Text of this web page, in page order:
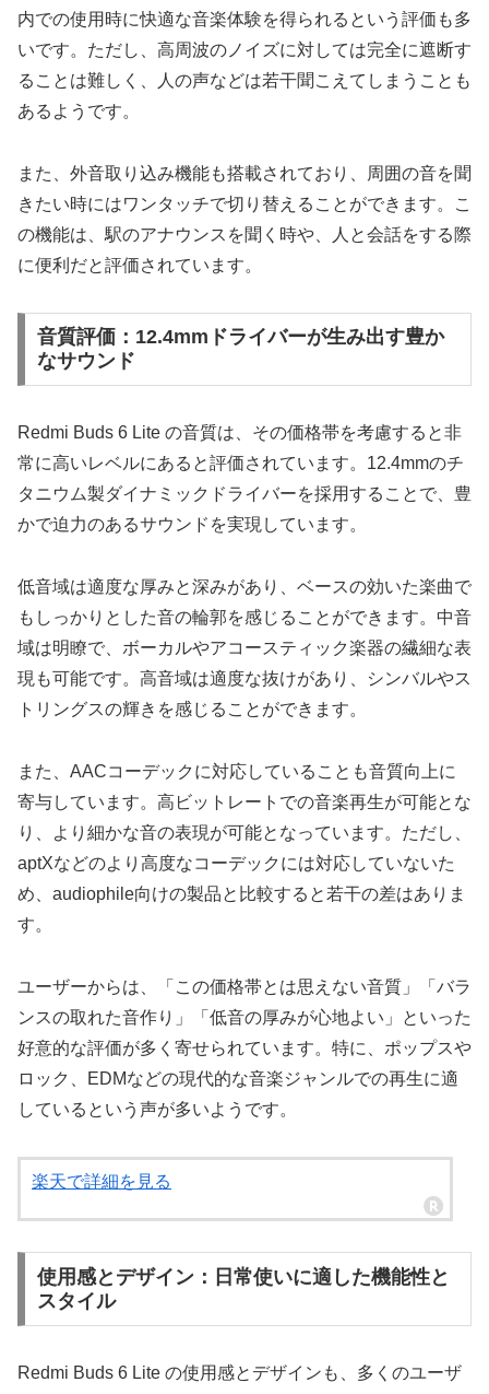
内での使用時に快適な音楽体験を得られるという評価も多
いです。ただし、高周波のノイズに対しては完全に遮断す
ることは難しく、人の声などは若干聞こえてしまうことも
あるようです。
また、外音取り込み機能も搭載されており、周囲の音を聞
きたい時にはワンタッチで切り替えることができます。こ
の機能は、駅のアナウンスを聞く時や、人と会話をする際
に便利だと評価されています。
音質評価：12.4mmドライバーが生み出す豊か
なサウンド
Redmi Buds 6 Lite の音質は、その価格帯を考慮すると非
常に高いレベルにあると評価されています。12.4mmのチ
タニウム製ダイナミックドライバーを採用することで、豊
かで迫力のあるサウンドを実現しています。
低音域は適度な厚みと深みがあり、ベースの効いた楽曲で
もしっかりとした音の輪郭を感じることができます。中音
域は明瞭で、ボーカルやアコースティック楽器の繊細な表
現も可能です。高音域は適度な抜けがあり、シンバルやス
トリングスの輝きを感じることができます。
また、AACコーデックに対応していることも音質向上に
寄与しています。高ビットレートでの音楽再生が可能とな
り、より細かな音の表現が可能となっています。ただし、
aptXなどのより高度なコーデックには対応していないた
め、audiophile向けの製品と比較すると若干の差はありま
す。
ユーザーからは、「この価格帯とは思えない音質」「バラ
ンスの取れた音作り」「低音の厚みが心地よい」といった
好意的な評価が多く寄せられています。特に、ポップスや
ロック、EDMなどの現代的な音楽ジャンルでの再生に適
しているという声が多いようです。
楽天で詳細を見る
使用感とデザイン：日常使いに適した機能性と
スタイル
Redmi Buds 6 Lite の使用感とデザインも、多くのユーザ